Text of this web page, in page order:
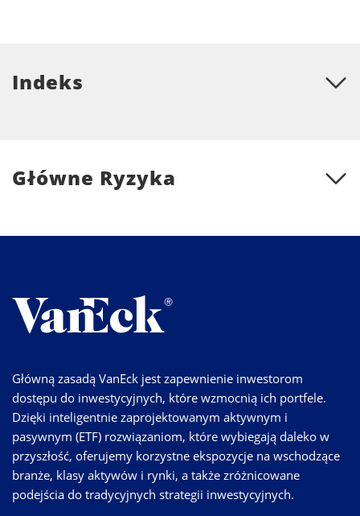
Indeks
Główne Ryzyka
Główną zasadą VanEck jest zapewnienie inwestorom
dostępu do inwestycyjnych, które wzmocnią ich portfele.
Dzięki inteligentnie zaprojektowanym aktywnym i
pasywnym (ETF) rozwiązaniom, które wybiegają daleko w
przyszłość, oferujemy korzystne ekspozycje na wschodzące
branże, klasy aktywów i rynki, a także zróżnicowane
podejścia do tradycyjnych strategii inwestycyjnych.